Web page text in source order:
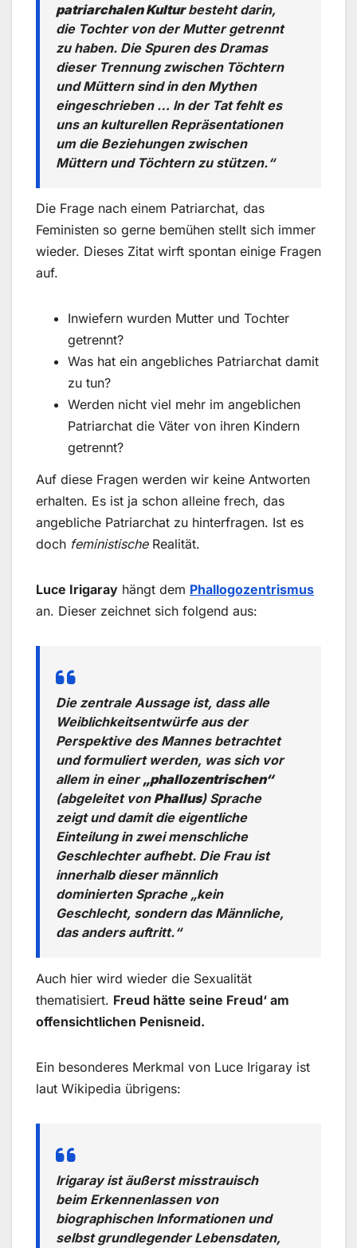
patriarchalen Kulturbesteht darin,
die Tochter von der Mutter getrennt
zu haben. Die Spuren des Dramas
dieser Trennung zwischen Töchtern
und Müttern sind in den Mythen
eingeschrieben … In der Tat fehlt es
uns an kulturellen Repräsentationen
um die Beziehungen zwischen
Müttern und Töchtern zu stützen.“
Die Frage nach einem Patriarchat, das
Feministen so gerne bemühen stellt sich immer
wieder. Dieses Zitat wirft spontan einige Fragen
auf.
Inwiefern wurden Mutter und Tochter
getrennt?
Was hat ein angebliches Patriarchat damit
zu tun?
Werden nicht viel mehr im angeblichen
Patriarchat die Väter von ihren Kindern
getrennt?
Auf diese Fragen werden wir keine Antworten
erhalten. Es ist ja schon alleine frech, das
angebliche Patriarchat zu hinterfragen. Ist es
doch feministischeRealität.
Luce Irigaray hängt dem Phallogozentrismus
an. Dieser zeichnet sich folgend aus:
Die zentrale Aussage ist, dass alle
Weiblichkeitsentwürfe aus der
Perspektive des Mannes betrachtet
und formuliert werden, was sich vor
allem in einer„phallozentrischen“
(abgeleitet vonPhallus) Sprache
zeigt und damit die eigentliche
Einteilung in zwei menschliche
Geschlechter aufhebt. Die Frau ist
innerhalb dieser männlich
dominierten Sprache „kein
Geschlecht, sondern das Männliche,
das anders auftritt.“
Auch hier wird wieder die Sexualität
thematisiert. Freud hätte seine Freud‘ am
offensichtlichen Penisneid.
Ein besonderes Merkmal von Luce Irigaray ist
laut Wikipedia übrigens:
Irigaray ist äußerst misstrauisch
beim Erkennenlassen von
biographischen Informationen und
selbst grundlegender Lebensdaten,